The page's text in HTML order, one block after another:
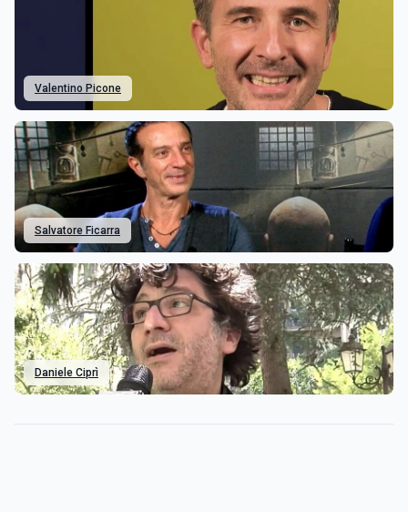
Valentino Picone
Salvatore Ficarra
Daniele Ciprì